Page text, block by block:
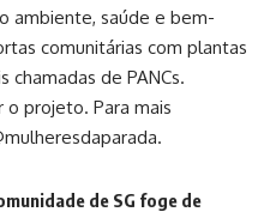
ambiente, saúde e bem-
comunitárias com plantas
chamadas de PANCs.
projeto. Para mais
de SG foge de